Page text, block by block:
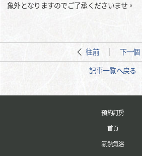
象外となりますのでご了承くださいませ。
往前 下一個
記事一覧へ戻る
預約訂房
首頁
氡熱氣浴